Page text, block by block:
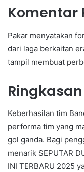
Komentar
Pakar menyatakan
dari laga berkaitan
tampil membuat
Ringkasan
Keberhasilan tim
performa tim yang
gol ganda. Bagi
menarik SEPUTAR
INI TERBARU 2025